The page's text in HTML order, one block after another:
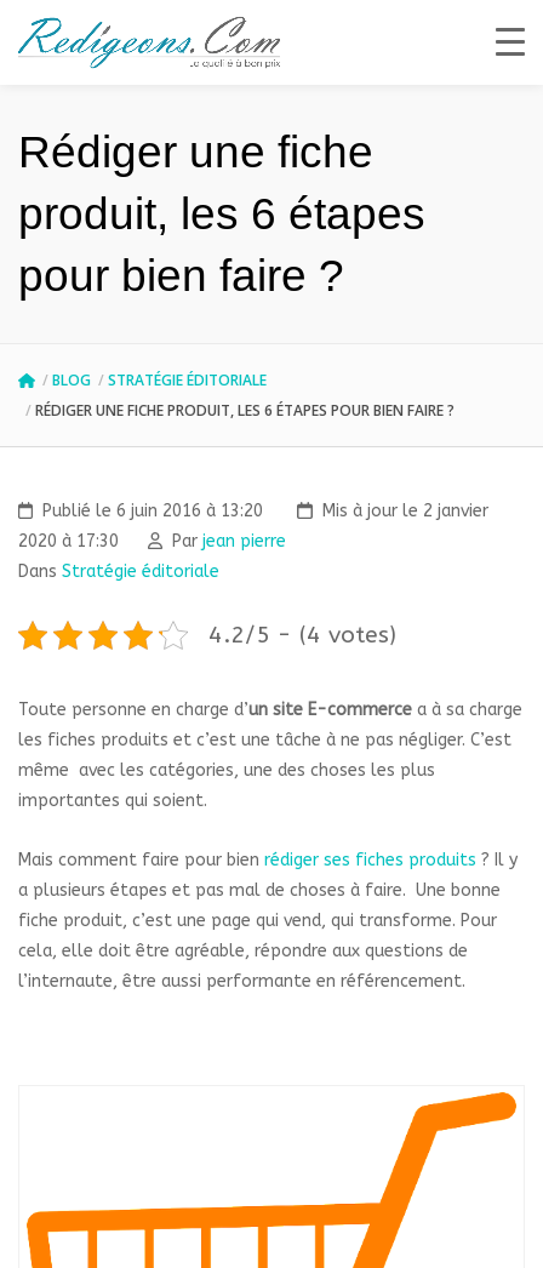
Rédiger une fiche
produit, les 6 étapes
pour bien faire ?
BLOG
STRATÉGIE ÉDITORIALE
RÉDIGER UNE FICHE PRODUIT, LES 6 ÉTAPES POUR BIEN FAIRE ?
Publié le 6 juin 2016 à 13:20
Mis à jour le 2 janvier
2020 à 17:30
Parjean pierre
Dans Stratégie éditoriale
4.2/5 - (4 votes)
Toute personne en charge d’un site E-commerce a à sa charge
les fiches produits et c’est une tâche à ne pas négliger. C’est
même avec les catégories, une des choses les plus
importantes qui soient.
Mais comment faire pour bien rédiger ses fiches produits ? Il y
a plusieurs étapes et pas mal de choses à faire. Une bonne
fiche produit, c’est une page qui vend, qui transforme. Pour
cela, elle doit être agréable, répondre aux questions de
l’internaute, être aussi performante en référencement.